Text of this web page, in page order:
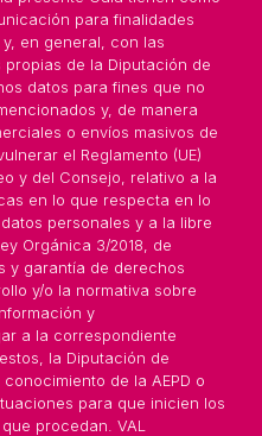
para finalidades
en general, con las
de la Diputación de
datos para fines que no
y, de manera
o envíos masivos de
el Reglamento (UE)
y del Consejo, relativo a la
en lo que respecta en lo
personales y a la libre
Orgánica 3/2018, de
y garantía de derechos
y/o la normativa sobre
y
a la correspondiente
la Diputación de
de la AEPD o
para que inicien los
procedan. VAL